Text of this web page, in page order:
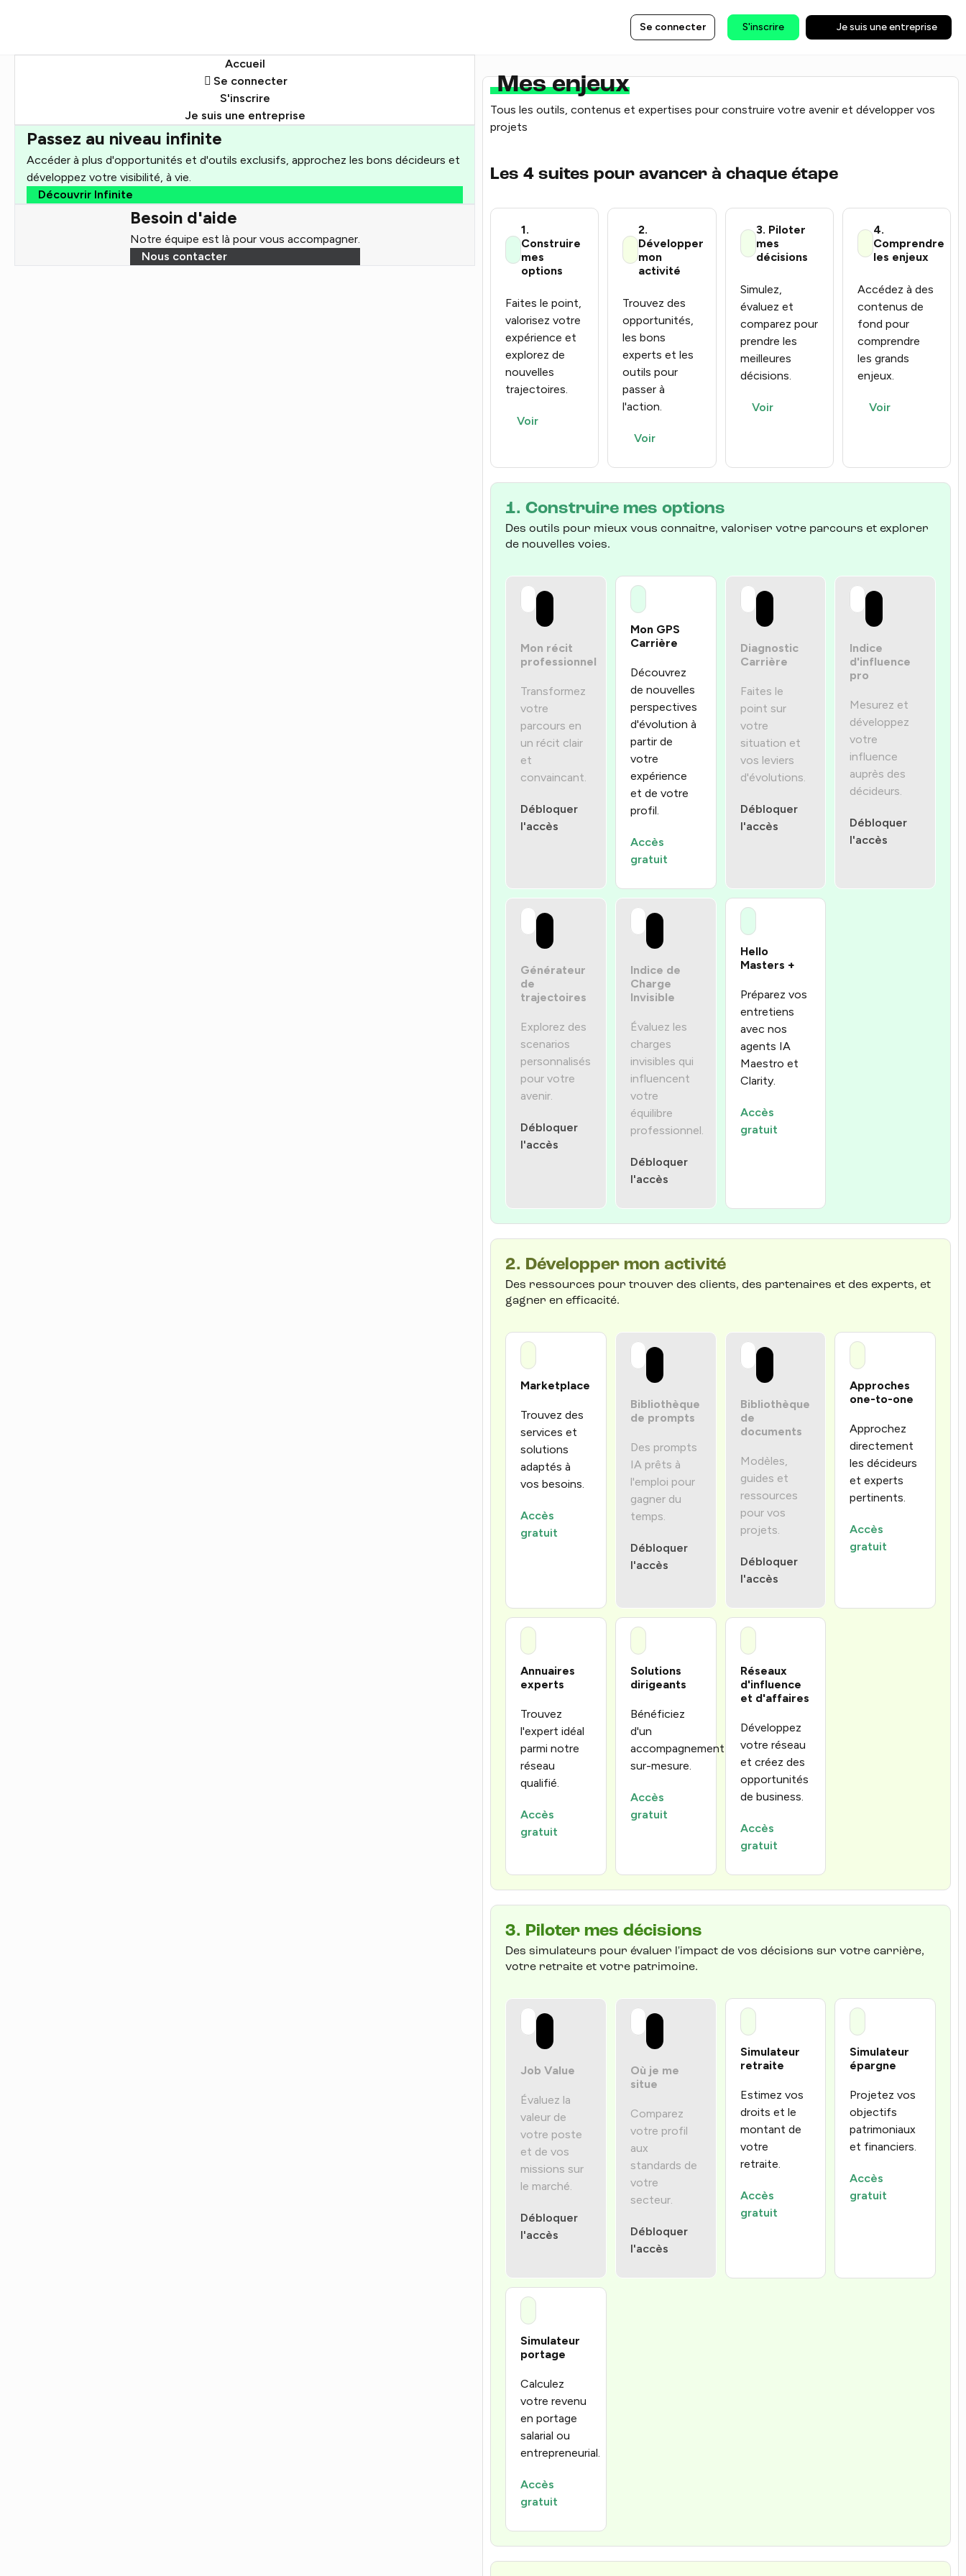
Se connecter S'inscrire Je suis une entreprise
Accueil
Se connecter
S'inscrire
Je suis une entreprise
Passez au niveau infinite
Accéder à plus d'opportunités et d'outils exclusifs, approchez les bons décideurs et
développez votre visibilité, à vie.
Découvrir Infinite
Besoin d'aide
Notre équipe est là pour vous accompagner.
Nous contacter
Mes enjeux
Tous les outils, contenus et expertises pour construire votre avenir et développer vos
projets
Les 4 suites pour avancer à chaque étape
1.
Construire
mes
options
Faites le point,
valorisez votre
expérience et
explorez de
nouvelles
trajectoires.
Voir
2.
Développer
mon
activité
Trouvez des
opportunités,
les bons
experts et les
outils pour
passer à
l'action.
Voir
3. Piloter
mes
décisions
Simulez,
évaluez et
comparez pour
prendre les
meilleures
décisions.
Voir
4.
Comprendre
les enjeux
Accédez à des
contenus de
fond pour
comprendre
les grands
enjeux.
Voir
1. Construire mes options
Des outils pour mieux vous connaitre, valoriser votre parcours et explorer
de nouvelles voies.
Mon récit
professionnel
Transformez
votre
parcours en
un récit clair
et
convaincant.
Débloquer
l'accès
Mon GPS
Carrière
Découvrez
de nouvelles
perspectives
d'évolution à
partir de
votre
expérience
et de votre
profil.
Accès
gratuit
Diagnostic
Carrière
Faites le
point sur
votre
situation et
vos leviers
d'évolutions.
Débloquer
l'accès
Indice
d'influence
pro
Mesurez et
développez
votre
influence
auprès des
décideurs.
Débloquer
l'accès
Générateur
de
trajectoires
Explorez des
scenarios
personnalisés
pour votre
avenir.
Débloquer
l'accès
Indice de
Charge
Invisible
Évaluez les
charges
invisibles qui
influencent
votre
équilibre
professionnel.
Débloquer
l'accès
Hello
Masters +
Préparez vos
entretiens
avec nos
agents IA
Maestro et
Clarity.
Accès
gratuit
2. Développer mon activité
Des ressources pour trouver des clients, des partenaires et des experts, et
gagner en efficacité.
Marketplace
Trouvez des
services et
solutions
adaptés à
vos besoins.
Accès
gratuit
Bibliothèque
de prompts
Des prompts
IA prêts à
l'emploi pour
gagner du
temps.
Débloquer
l'accès
Bibliothèque
de
documents
Modèles,
guides et
ressources
pour vos
projets.
Débloquer
l'accès
Approches
one-to-one
Approchez
directement
les décideurs
et experts
pertinents.
Accès
gratuit
Annuaires
experts
Trouvez
l'expert idéal
parmi notre
réseau
qualifié.
Accès
gratuit
Solutions
dirigeants
Bénéficiez
d'un
accompagnement
sur-mesure.
Accès
gratuit
Réseaux
d'influence
et d'affaires
Développez
votre réseau
et créez des
opportunités
de business.
Accès
gratuit
3. Piloter mes décisions
Des simulateurs pour évaluer l'impact de vos décisions sur votre carrière,
votre retraite et votre patrimoine.
Job Value
Évaluez la
valeur de
votre poste
et de vos
missions sur
le marché.
Débloquer
l'accès
Où je me
situe
Comparez
votre profil
aux
standards de
votre
secteur.
Débloquer
l'accès
Simulateur
retraite
Estimez vos
droits et le
montant de
votre
retraite.
Accès
gratuit
Simulateur
épargne
Projetez vos
objectifs
patrimoniaux
et financiers.
Accès
gratuit
Simulateur
portage
Calculez
votre revenu
en portage
salarial ou
entrepreneurial.
Accès
gratuit